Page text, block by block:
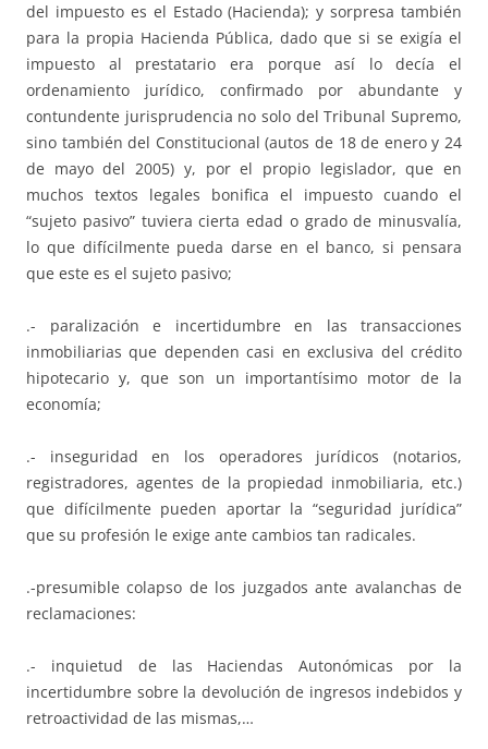
del impuesto es el Estado (Hacienda); y sorpresa también
para la propia Hacienda Pública, dado que si se exigía el
impuesto al prestatario era porque así lo decía el
ordenamiento jurídico, confirmado por abundante y
contundente jurisprudencia no solo del Tribunal Supremo,
sino también del Constitucional (autos de 18 de enero y 24
de mayo del 2005) y, por el propio legislador, que en
muchos textos legales bonifica el impuesto cuando el
“sujeto pasivo” tuviera cierta edad o grado de minusvalía,
lo que difícilmente pueda darse en el banco, si pensara
que este es el sujeto pasivo;
.- paralización e incertidumbre en las transacciones
inmobiliarias que dependen casi en exclusiva del crédito
hipotecario y, que son un importantísimo motor de la
economía;
.- inseguridad en los operadores jurídicos (notarios,
registradores, agentes de la propiedad inmobiliaria, etc.)
que difícilmente pueden aportar la “seguridad jurídica”
que su profesión le exige ante cambios tan radicales.
.-presumible colapso de los juzgados ante avalanchas de
reclamaciones:
.- inquietud de las Haciendas Autonómicas por la
incertidumbre sobre la devolución de ingresos indebidos y
retroactividad de las mismas,…